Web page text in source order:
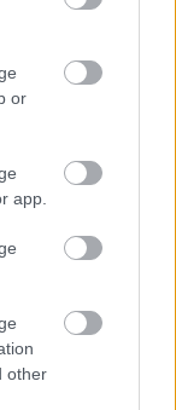
or
app.
other
református
indult be a